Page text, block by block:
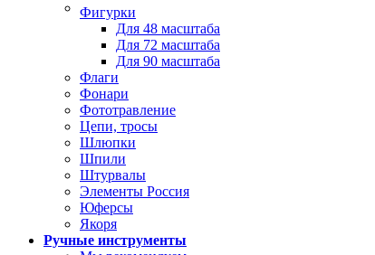
Фигурки
Для 48 масштаба
Для 72 масштаба
Для 90 масштаба
Флаги
Фонари
Фототравление
Цепи, тросы
Шлюпки
Шпили
Штурвалы
Элементы Россия
Юферсы
Якоря
Ручные инструменты